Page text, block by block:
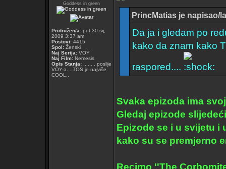
Goddess in green
Pridružen/a: pet 30 sij,
2009 3:37 am
Postovi: 4415
Spol: Ženski
Naj Serija: VOY
Naj Film: Nemesis
Opis Stanja: .........poslije
VOY-a....TOS je najviše
COOL..
PrincMatias je napisao/
Da ja i gledam po
kako da znam kako
raspored....
Svaka epizoda ima
Gledaj epizode
Epizode se i u svijetu i
kako su se premjerno
Recimo ''The